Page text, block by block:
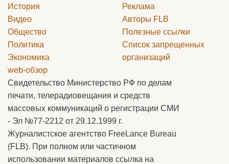
История
Видео
Общество
Политика
Экономика
web-обзор
Реклама
Авторы FLB
Полезные ссылки
Список запрещенных
организаций
Свидетельство Министерство РФ по делам
печати, телерадиовещания и средств
массовых коммуникаций о регистрации СМИ
- Эл №77-2212 от 29.12.1999 г.
Журналистское агентство FreeLance Bureau
(FLB). При полном или частичном
использовании материалов ссылка на